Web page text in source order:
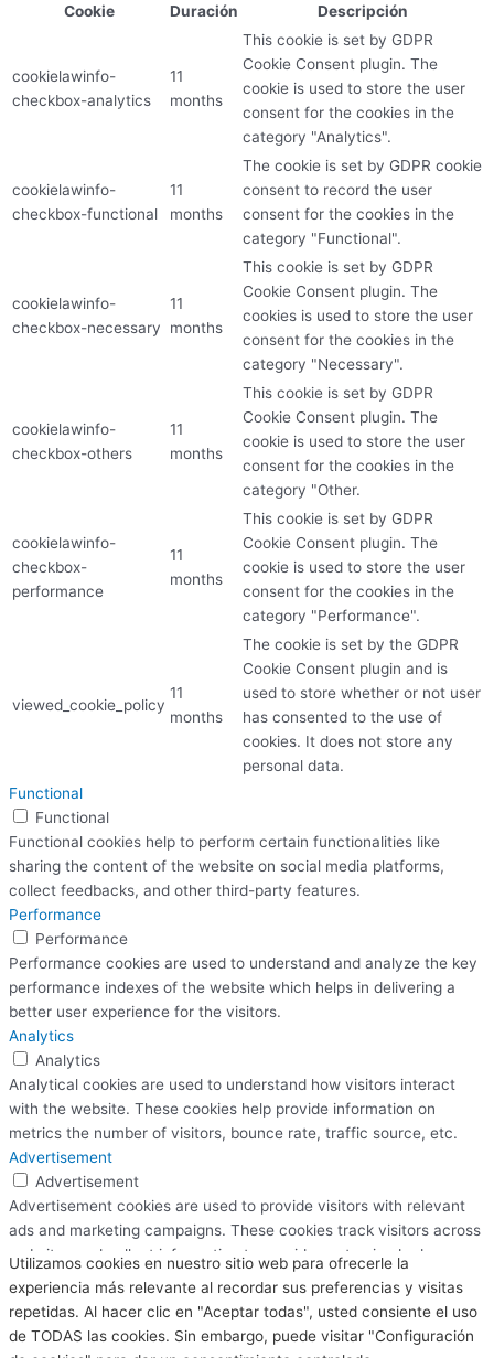
Utilizamos cookies en nuestro sitio web para ofrecerle la
experiencia más relevante al recordar sus preferencias y visitas
repetidas. Al hacer clic en "Aceptar todas", usted consiente el uso
de TODAS las cookies. Sin embargo, puede visitar "Configuración
Cookie
Duración Descripción
cookielawinfo-
checkbox-analytics
11
months
This cookie is set by GDPR
Cookie Consent plugin. The
cookie is used to store the user
consent for the cookies in the
category "Analytics".
cookielawinfo-
checkbox-functional
11
months
The cookie is set by GDPR cookie
consent to record the user
consent for the cookies in the
category "Functional".
cookielawinfo-
checkbox-necessary
11
months
This cookie is set by GDPR
Cookie Consent plugin. The
cookies is used to store the user
consent for the cookies in the
category "Necessary".
cookielawinfo-
checkbox-others
11
months
This cookie is set by GDPR
Cookie Consent plugin. The
cookie is used to store the user
consent for the cookies in the
category "Other.
cookielawinfo-
checkbox-
performance
11
months
This cookie is set by GDPR
Cookie Consent plugin. The
cookie is used to store the user
consent for the cookies in the
category "Performance".
viewed_cookie_policy
11
months
The cookie is set by the GDPR
Cookie Consent plugin and is
used to store whether or not user
has consented to the use of
cookies. It does not store any
personal data.
Functional
Functional
Functional cookies help to perform certain functionalities like
sharing the content of the website on social media platforms,
collect feedbacks, and other third-party features.
Performance
Performance
Performance cookies are used to understand and analyze the key
performance indexes of the website which helps in delivering a
better user experience for the visitors.
Analytics
Analytics
Analytical cookies are used to understand how visitors interact
with the website. These cookies help provide information on
metrics the number of visitors, bounce rate, traffic source, etc.
Advertisement
Advertisement
Advertisement cookies are used to provide visitors with relevant
ads and marketing campaigns. These cookies track visitors across
websites and collect information to provide customized ads.
Others
Others
Other uncategorized cookies are those that are being analyzed
and have not been classified into a category as yet.